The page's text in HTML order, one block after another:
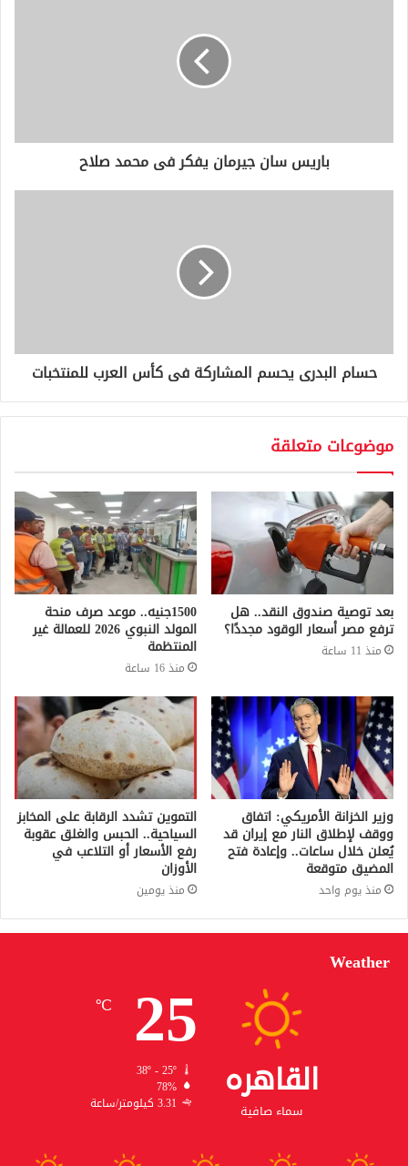
ر
ي
باريس سان جيرمان يفكر فى محمد صلاح
حسام البدرى يحسم المشاركة فى كأس العرب للمنتخبات
موضوعات متعلقة
بعد توصية صندوق النقد.. هل
ترفع مصر أسعار الوقود مجددًا؟
منذ 11 ساعة
1500جنيه.. موعد صرف منحة
المولد النبوي 2026 للعمالة غير
المنتظمة
منذ 16 ساعة
وزير الخزانة الأمريكي: اتفاق
ووقف لإطلاق النار مع إيران قد
يُعلن خلال ساعات.. وإعادة فتح
المضيق متوقعة
منذ يوم واحد
التموين تشدد الرقابة على المخابز
السياحية.. الحبس والغلق عقوبة
رفع الأسعار أو التلاعب في
الأوزان
منذ يومين
Weather
القاهره
سماء صافية
25
℃
38º - 25º
78%
3.31 كيلومتر/ساعة